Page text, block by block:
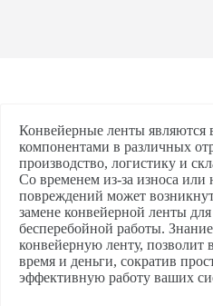
Конвейерные ленты
компонентами в различных
производство, логистику и
Со временем из-за износа
повреждений может
замене конвейерной ленты
бесперебойной работы.
конвейерную ленту, позволит
время и деньги, сократив
эффективную работу ваших